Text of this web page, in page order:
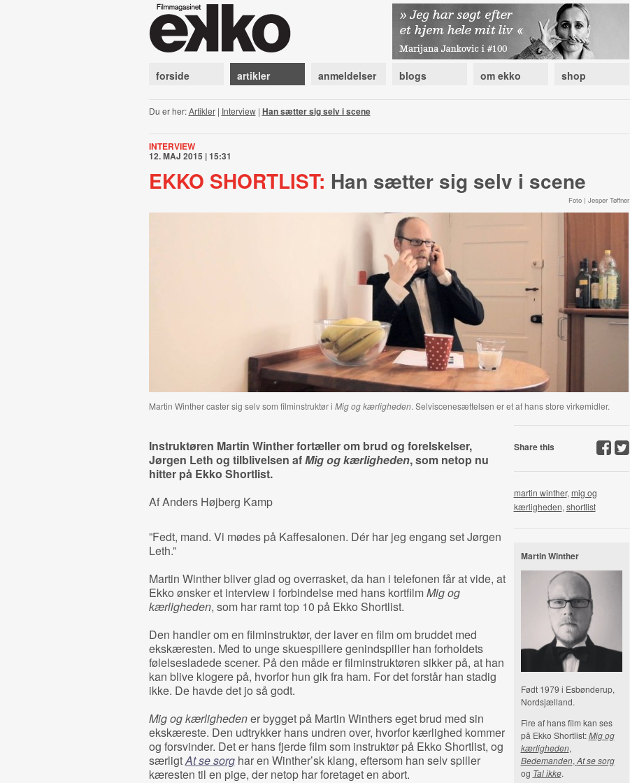
forside artikler anmeldelser blogs om ekko shop
Du er her:Artikler| Interview| Han sætter sig selv i scene
INTERVIEW
12. MAJ 2015 | 15:31
EKKO SHORTLIST: Han sætter sig selv i scene
Foto | Jesper Tøffner
Martin Winther caster sig selv som filminstruktør i Mig og kærligheden. Selviscenesættelsen er et af hans store virkemidler.
Instruktøren Martin Winther fortæller om brud og forelskelser,
Jørgen Leth og tilblivelsen afMig og kærligheden, som netop nu
hitter på Ekko Shortlist.
Af Anders Højberg Kamp
”Fedt, mand. Vi mødes på Kaffesalonen. Dér har jeg engang set Jørgen
Leth.”
Martin Winther bliver glad og overrasket, da han i telefonen får at vide, at
Ekko ønsker et interview i forbindelse med hans kortfilmMig og
kærligheden, som har ramt top 10 på Ekko Shortlist.
Den handler om en filminstruktør, der laver en film om bruddet med
ekskæresten. Med to unge skuespillere genindspiller han forholdets
følelsesladede scener. På den måde er filminstruktøren sikker på, at han
kan blive klogere på, hvorfor hun gik fra ham. For det forstår han stadig
ikke. De havde det jo så godt.
Mig og kærlighedener bygget på Martin Winthers eget brud med sin
ekskæreste. Den udtrykker hans undren over, hvorfor kærlighed kommer
og forsvinder. Det er hans fjerde film som instruktør på Ekko Shortlist, og
særligtAt se sorghar en Winther’sk klang, eftersom han selv spiller
kæresten til en pige, der netop har foretaget en abort.
Share this
martin winther, mig og
kærligheden, shortlist
Martin Winther
Født 1979 i Esbønderup,
Nordsjælland.
Fire af hans film kan ses
på Ekko Shortlist:Mig og
kærligheden,
Bedemanden, At se sorg
og Tal ikke.